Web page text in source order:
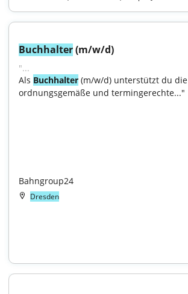
Buchhalter (m/w/d)
"...
Als Buchhalter (m/w/d) unterstützt du die
ordnungsgemäße und termingerechte..."
Bahngroup24
Dresden